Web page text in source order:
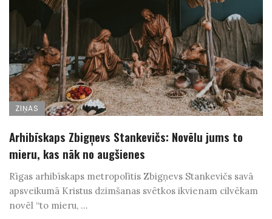
ZIŅAS
Arhibīskaps Zbigņevs Stankevičs: Novēlu jums to
mieru, kas nāk no augšienes
Rīgas arhibīskaps metropolītis Zbigņevs Stankevičs savā
apsveikumā Kristus dzimšanas svētkos ikvienam cilvēkam
novēl “to mieru, ...